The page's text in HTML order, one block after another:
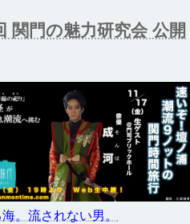
関門の魅力研究会 公開
。流されない男。